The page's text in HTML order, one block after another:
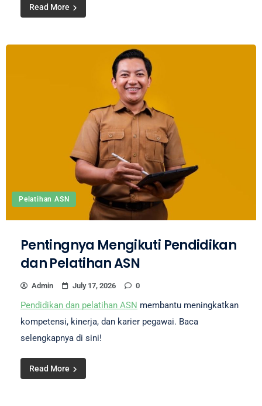
Read More
Pelatihan ASN
Pentingnya Mengikuti Pendidikan
dan Pelatihan ASN
Admin July 17, 2026 0
Pendidikan dan pelatihan ASN membantu meningkatkan
kompetensi, kinerja, dan karier pegawai. Baca
selengkapnya di sini!
Read More